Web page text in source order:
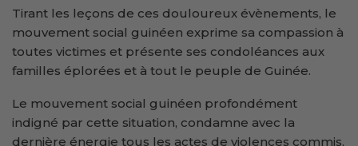
Tirant les leçons de ces douloureux évènements, le
mouvement social guinéen exprime sa compassion à
toutes victimes et présente ses condoléances aux
familles éplorées et à tout le peuple de Guinée.
Le mouvement social guinéen profondément
indigné par cette situation, condamne avec la
dernière énergie tous les actes de violences commis,